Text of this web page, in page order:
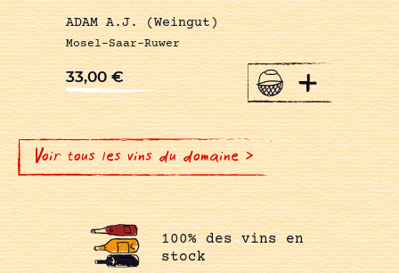
ADAM A.J. (Weingut)
Mosel-Saar-Ruwer
33,00€ +
Voir tous les vins du domaine >
100% des vins en
stock